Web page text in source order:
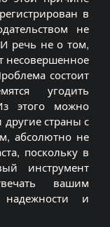
в
не
речь не о том,
несовершенное
состоит
угодить
этого можно
страны с
абсолютно не
поскольку в
инструмент
вашим
и